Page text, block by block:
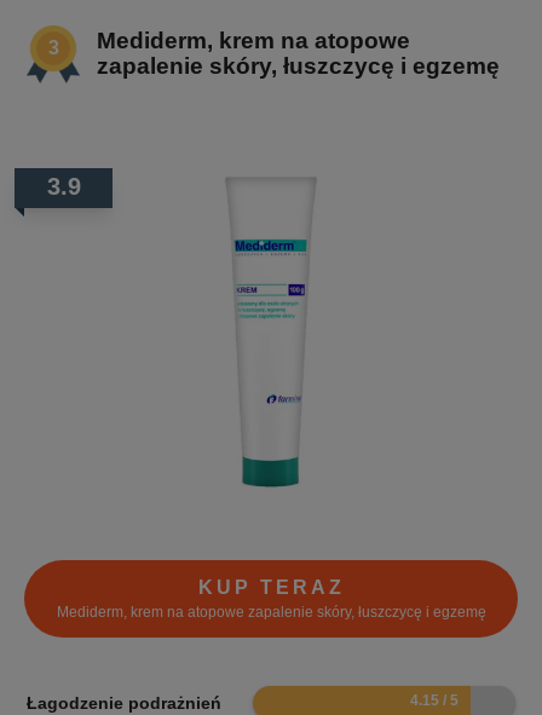
Mediderm, krem na atopowe
zapalenie skóry, łuszczycę i egzemę
3.9
KUP TERAZ
Mediderm, krem na atopowe zapalenie skóry, łuszczycę i egzemę
Łagodzenie podrażnień 8.3